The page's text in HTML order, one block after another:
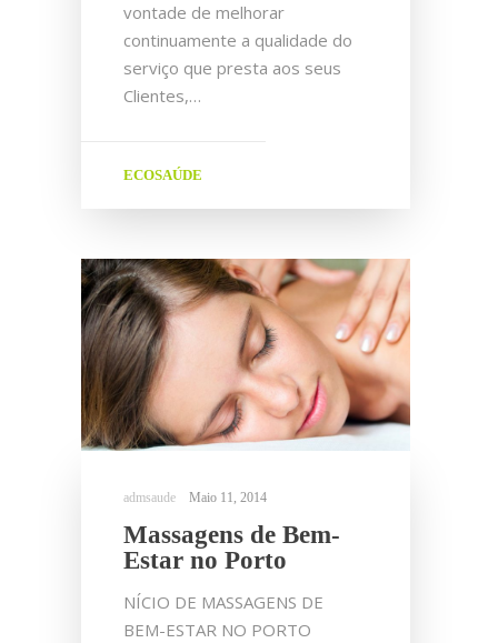
vontade de melhorar
continuamente a qualidade do
serviço que presta aos seus
Clientes,…
ECOSAÚDE
Maio 11, 2014
Massagens de Bem-
Estar no Porto
NÍCIO DE MASSAGENS DE
BEM-ESTAR NO PORTO